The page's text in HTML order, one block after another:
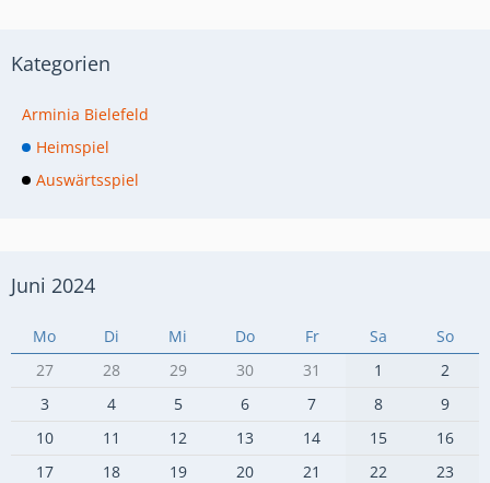
Kategorien
Arminia Bielefeld
Heimspiel
Auswärtsspiel
Juni 2024
Mo Di Mi Do Fr Sa
So
27
28 29 30 31 1
2
3
4 5 6 7 8
9
10
11 12 13 14 15
16
17
18 19 20 21 22
23